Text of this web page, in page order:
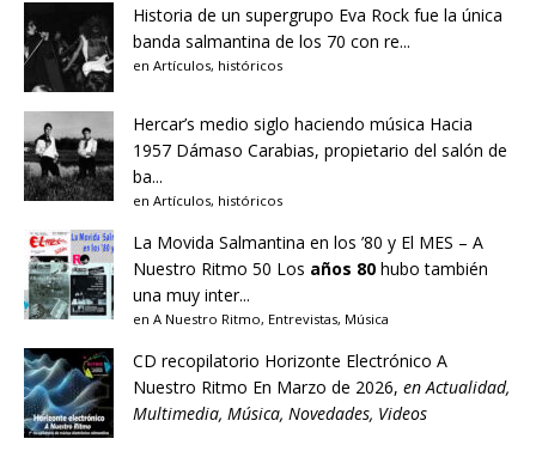
Historia de un supergrupo Eva Rock fue la única
banda salmantina de los 70 con re...
en Artículos, históricos
Hercar’s medio siglo haciendo música Hacia
1957 Dámaso Carabias, propietario del salón de
ba...
en Artículos, históricos
La Movida Salmantina en los ’80 y El MES – A
Nuestro Ritmo 50 Los años 80 hubo también
una muy inter...
en A Nuestro Ritmo, Entrevistas, Música
CD recopilatorio Horizonte Electrónico A
Nuestro Ritmo En Marzo de 2026, enActualidad,
Multimedia, Música, Novedades, Videos